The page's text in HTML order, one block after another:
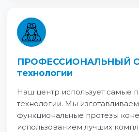
ПРОФЕССИОНАЛЬНЫЙ
технологии
Наш центр использует самые
технологии. Мы изготавливаем
функциональные протезы
использованием лучших